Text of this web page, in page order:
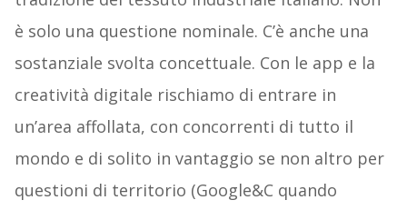
è solo una questione nominale. C’è anche una
sostanziale svolta concettuale. Con le app e la
creatività digitale rischiamo di entrare in
un’area affollata, con concorrenti di tutto il
mondo e di solito in vantaggio se non altro per
questioni di territorio (Google&C quando